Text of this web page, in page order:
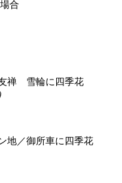
禅 雪輪に四季花
地／御所車に四季花